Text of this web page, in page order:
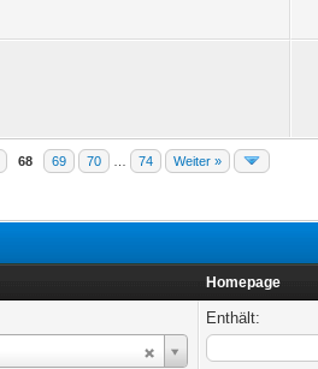
68 69 70 74 Weiter »
Homepage
Enthält: